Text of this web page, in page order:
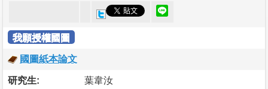
我願授權國圖
國圖紙本論文
研究生: 葉韋汝